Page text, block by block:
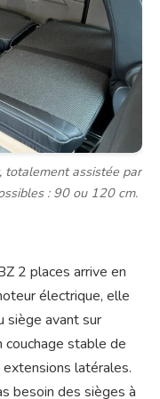
totalement assistée par
: 90 ou 120 cm.
2 places arrive en
électrique, elle
siège avant sur
couchage stable de
latérales.
besoin des sièges à